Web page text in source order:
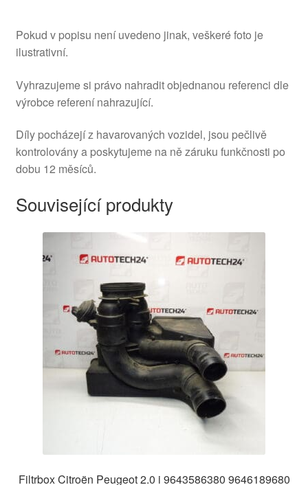
Pokud v popisu není uvedeno jinak, veškeré foto je
ilustrativní.
Vyhrazujeme si právo nahradit objednanou referenci dle
výrobce referení nahrazující.
Díly pocházejí z havarovaných vozidel, jsou pečlivě
kontrolovány a poskytujeme na ně záruku funkčnosti po
dobu 12 měsíců.
Související produkty
Filtrbox Citroën Peugeot 2.0 i 9643586380 9646189680